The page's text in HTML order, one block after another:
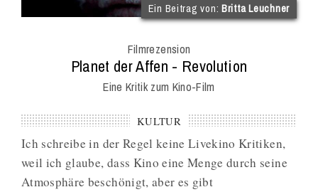
Ein Beitrag von:Britta Leuchner
Filmrezension
:
Planet der Affen - Revolution
Eine Kritik zum Kino-Film
KULTUR
Ich schreibe in der Regel keine Livekino Kritiken,
weil ich glaube, dass Kino eine Menge durch seine
Atmosphäre beschönigt, aber es gibt